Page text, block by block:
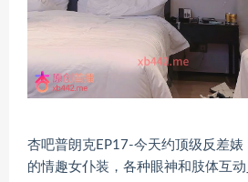
杏吧普朗克EP17-今天约顶级反差
的情趣女仆装，各种眼神和肢体互